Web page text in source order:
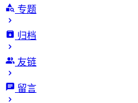
专题
归档
友链
留言
甲骨文Debian
调整分区